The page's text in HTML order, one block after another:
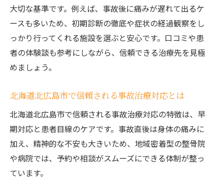
大切な基準です。例えば、事故後に痛みが遅れて出るケ
ースも多いため、初期診断の徹底や症状の経過観察をし
っかり行ってくれる施設を選ぶと安心です。口コミや患
者の体験談も参考にしながら、信頼できる治療先を見極
めましょう。
北海道北広島市で信頼される事故治療対応とは
北海道北広島市で信頼される事故治療対応の特徴は、早
期対応と患者目線のケアです。事故直後は身体の痛みに
加え、精神的な不安も大きいため、地域密着型の整骨院
や病院では、予約や相談がスムーズにできる体制が整っ
ています。